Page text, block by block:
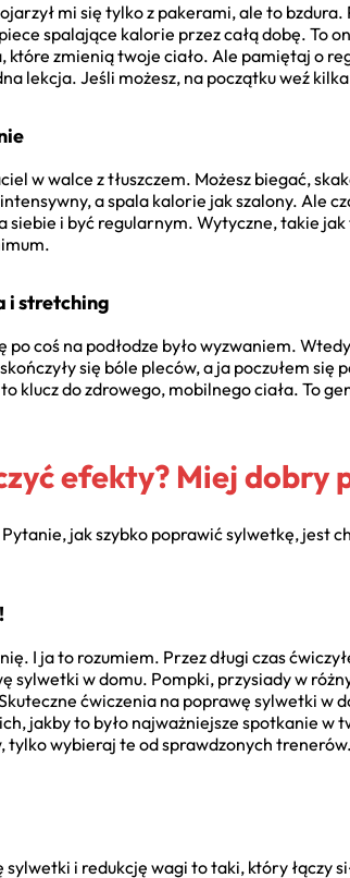
mi się tylko z pakerami, ale to
spalające kalorie przez całą dobę. To
zmienią twoje ciało. Ale pamiętaj o
lekcja. Jeśli możesz, na początku weź
w walce z tłuszczem. Możesz biegać,
a spala kalorie jak szalony. Ale
siebie i być regularnym. Wytyczne, takie
i stretching
po coś na podłodze było wyzwaniem.
się bóle pleców, a ja poczułem się
klucz do zdrowego, mobilnego ciała. To
efekty? Miej dobry
jak szybko poprawić sylwetkę, jest
I ja to rozumiem. Przez długi czas
sylwetki w domu. Pompki, przysiady w
ćwiczenia na poprawę sylwetki
jakby to było najważniejsze spotkanie
wybieraj te od sprawdzonych
i redukcję wagi to taki, który łączy